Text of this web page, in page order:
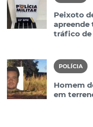
Peixoto
apreende
tráfico de
POLÍCIA
Homem
em